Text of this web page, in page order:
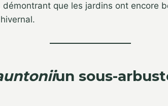
démontrant que les jardins ont encore
un sous-